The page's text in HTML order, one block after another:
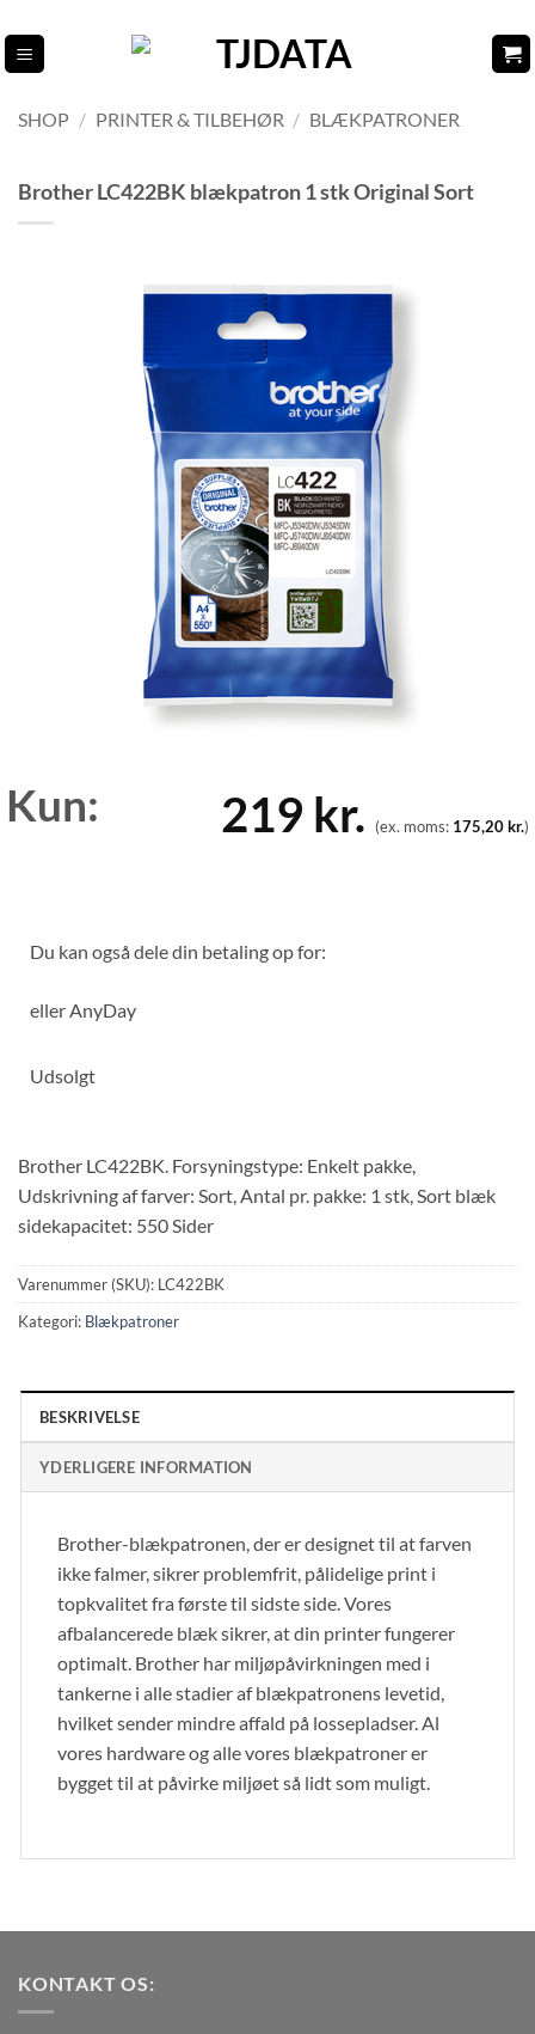
til
indhold
SHOP / PRINTER & TILBEHØR / BLÆKPATRONER
Brother LC422BK blækpatron 1 stk Original Sort
Kun: 219 kr. (ex. moms: 175,20kr.)
Du kan også dele din betaling op for:
eller AnyDay
Udsolgt
Brother LC422BK. Forsyningstype: Enkelt pakke,
Udskrivning af farver: Sort, Antal pr. pakke: 1 stk, Sort blæk
sidekapacitet: 550 Sider
Varenummer (SKU): LC422BK
Kategori: Blækpatroner
BESKRIVELSE
YDERLIGERE INFORMATION
Brother-blækpatronen, der er designet til at farven
ikke falmer, sikrer problemfrit, pålidelige print i
topkvalitet fra første til sidste side. Vores
afbalancerede blæk sikrer, at din printer fungerer
optimalt. Brother har miljøpåvirkningen med i
tankerne i alle stadier af blækpatronens levetid,
hvilket sender mindre affald på lossepladser. Al
vores hardware og alle vores blækpatroner er
bygget til at påvirke miljøet så lidt som muligt.
KONTAKT OS: